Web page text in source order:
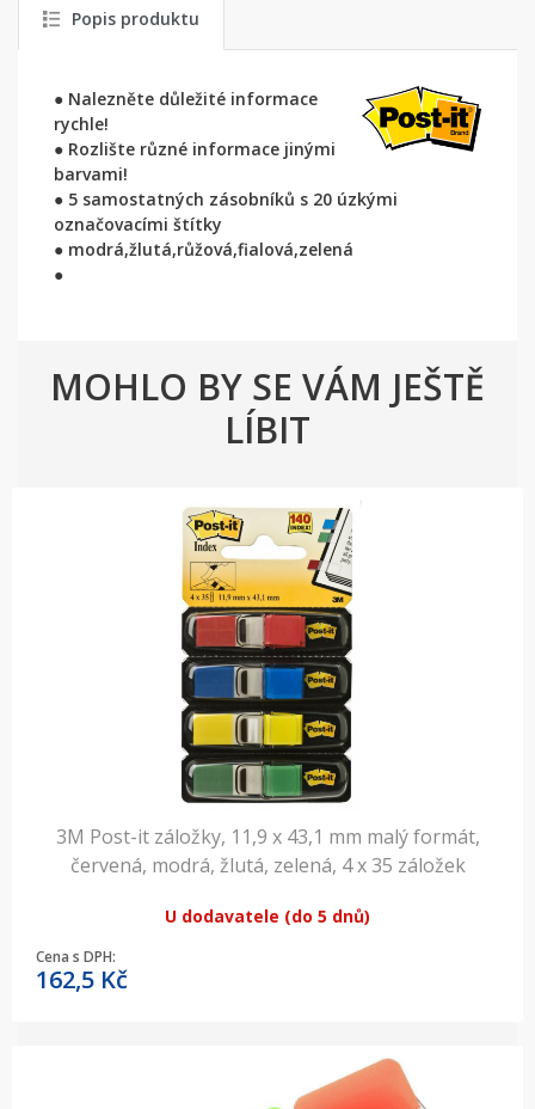
Popis produktu
● Nalezněte důležité informace
rychle!
● Rozlište různé informace jinými
barvami!
● 5 samostatných zásobníků s 20 úzkými
označovacími štítky
● modrá,žlutá,růžová,fialová,zelená
●
MOHLO BY SE VÁM JEŠTĚ
LÍBIT
3M Post-it záložky, 11,9 x 43,1 mm malý formát,
červená, modrá, žlutá, zelená, 4 x 35 záložek
U dodavatele (do 5 dnů)
Cena s DPH:
162,5 Kč